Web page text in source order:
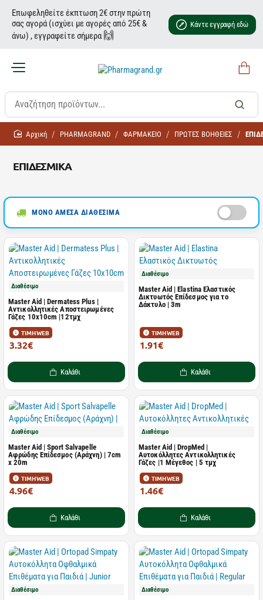
Επωφεληθείτε έκπτωση 2€ στην πρώτη
σας αγορά (ισχύει με αγορές από 25€ &
άνω) , εγγραφείτε σήμερα 🙌
Κάντε εγγραφή εδώ
ΕΠΙΔΕΣΜΙΚΑ
homePHARMAGRAND ΦΑΡΜΑΚΕΙΟ ΠΡΩΤΕΣ ΒΟΗΘΕΙΕΣ
ΜΟΝΟ ΑΜΕΣΑ ΔΙΑΘΕΣΙΜΑ
Διαθέσιμο
Master Aid | Dermatess Plus |
Αντικολλητικές Αποστειρωμένες
Γάζες 10x10cm |12τμχ
ΤΙΜΗ WEB
3.32€
Καλάθι
Διαθέσιμο
Master Aid | Elastina Ελαστικός
Δικτυωτός Επίδεσμος για το
Δάκτυλο | 3m
ΤΙΜΗ WEB
1.91€
Καλάθι
Διαθέσιμο
Master Aid | Sport Salvapelle
Αφρώδης Επίδεσμος (Αράχνη) | 7cm
x 20m
ΤΙΜΗ WEB
4.96€
Καλάθι
Διαθέσιμο
Master Aid | DropMed |
Αυτοκόλλητες Αντικολλητικές
Γάζες |1 Μέγεθος | 5 τμχ
ΤΙΜΗ WEB
1.46€
Καλάθι
Διαθέσιμο Διαθέσιμο